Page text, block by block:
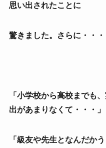
思い出されたことに
驚きました。さらに・・・
「小学校から高校までも
出があまりなくて・・・」
「級友や先生となんだか